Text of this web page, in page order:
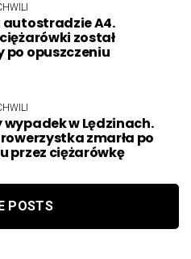
autostradzie A4.
został
po opuszczeniu
w Lędzinach.
zmarła po
przez ciężarówkę
POSTS